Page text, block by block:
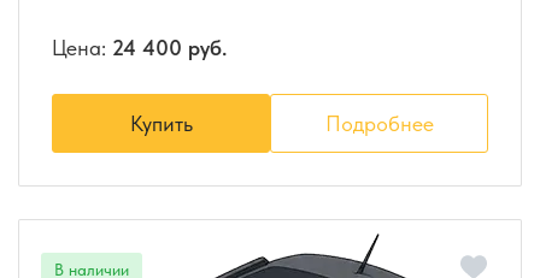
Цена: 24 400 руб.
Купить Подробнее